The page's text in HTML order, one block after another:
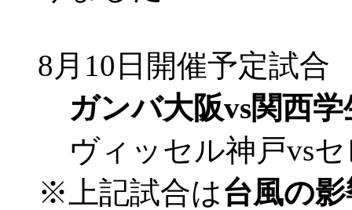
8月10日開催予定試合
ガンバ大阪vs関西
ヴィッセル神戸vsセ
※上記試合は台風の